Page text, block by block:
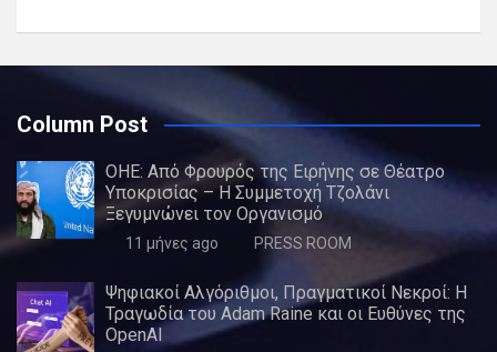
Column Post
ΟΗΕ: Από Φρουρός της Ειρήνης σε Θέατρο
Υποκρισίας – Η Συμμετοχή Τζολάνι
Ξεγυμνώνει τον Οργανισμό
11 μήνες ago PRESS ROOM
Ψηφιακοί Αλγόριθμοι, Πραγματικοί Νεκροί: Η
Τραγωδία του Adam Raine και οι Ευθύνες της
OpenAI